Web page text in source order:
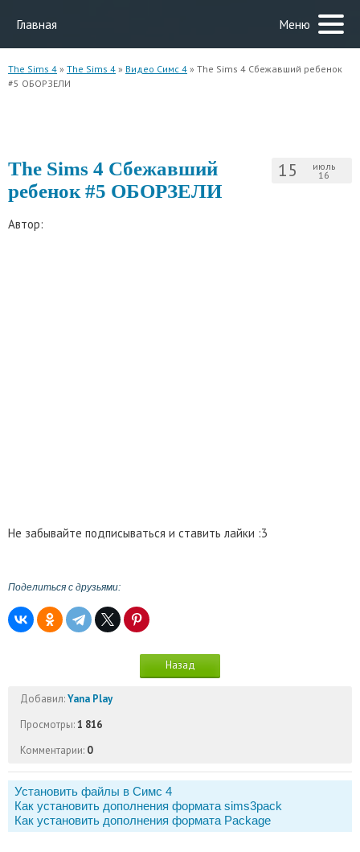
Главная Меню
The Sims 4 » The Sims 4 » Видео Симс 4 » The Sims 4 Сбежавший ребенок
#5 ОБОРЗЕЛИ
15 июль
16
The Sims 4 Сбежавший
ребенок #5 ОБОРЗЕЛИ
Автор:
Не забывайте подписываться и ставить лайки :3
Поделиться с друзьями:
Назад
Добавил:Yana Play
Просмотры:1 816
Комментарии: 0
Установить файлы в Симс 4
Как установить дополнения формата sims3pack
Как установить дополнения формата Package